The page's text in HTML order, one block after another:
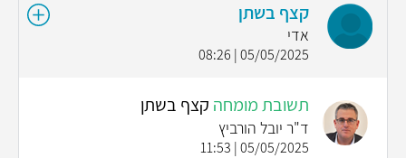
קצף בשתן
אדי
05/05/2025 | 08:26
תשובת מומחה קצף בשתן
ד"ר יובל הורביץ
05/05/2025 | 11:53